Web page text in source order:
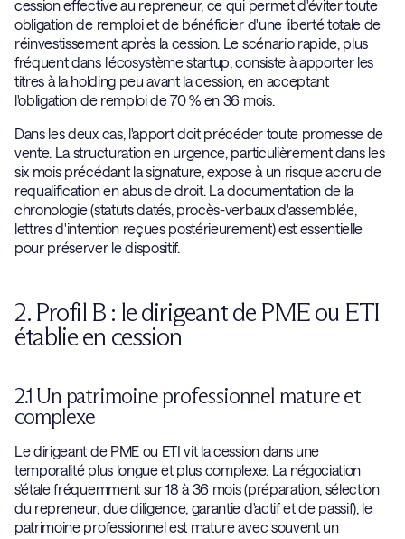
cession effective au repreneur, ce qui permet d'éviter toute
obligation de remploi et de bénéficier d'une liberté totale de
réinvestissement après la cession. Le scénario rapide, plus
fréquent dans l'écosystème startup, consiste à apporter les
titres à la holding peu avant la cession, en acceptant
l'obligation de remploi de 70 % en 36 mois.
Dans les deux cas, l'apport doit précéder toute promesse de
vente. La structuration en urgence, particulièrement dans les
six mois précédant la signature, expose à un risque accru de
requalification en abus de droit. La documentation de la
chronologie (statuts datés, procès-verbaux d'assemblée,
lettres d'intention reçues postérieurement) est essentielle
pour préserver le dispositif.
2. Profil B : le dirigeant de PME ou ETI
établie en cession
2.1 Un patrimoine professionnel mature et
complexe
Le dirigeant de PME ou ETI vit la cession dans une
temporalité plus longue et plus complexe. La négociation
s'étale fréquemment sur 18 à 36 mois (préparation, sélection
du repreneur, due diligence, garantie d'actif et de passif), le
patrimoine professionnel est mature avec souvent un